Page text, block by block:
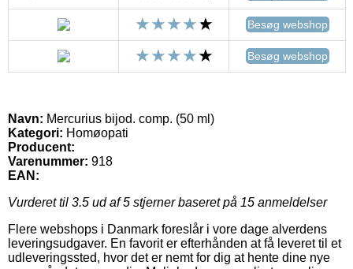
Besøg webshop
Besøg webshop
Navn: Mercurius bijod. comp. (50 ml)
Kategori: Homøopati
Producent:
Varenummer: 918
EAN:
Vurderet til 3.5 ud af 5 stjerner baseret på 15 anmeldelser
Flere webshops i Danmark foreslår i vore dage alverdens
leveringsudgaver. En favorit er efterhånden at få leveret til et
udleveringssted, hvor det er nemt for dig at hente dine nye